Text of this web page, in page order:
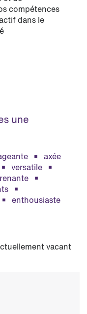
compétences
dans le
une
￭ axée
versatile ￭
￭
￭
enthousiaste
vacant